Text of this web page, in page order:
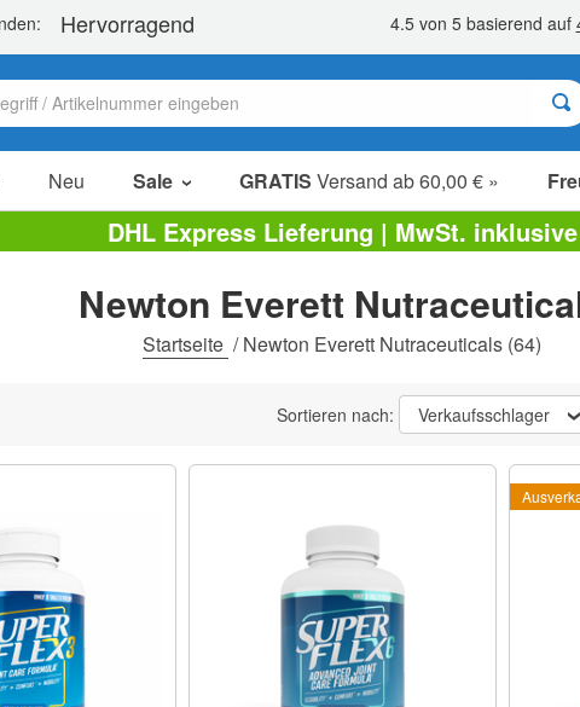
Neu Sale GRATIS Versand ab 60,00 € »
Sale Artikel
Sparpakete
Ausverkauf
DHL Express Lieferung | MwSt. inklusive
Newton Everett
Startseite /Newton Everett Nutraceuticals (64)
Sortieren nach: Verkaufsschlager